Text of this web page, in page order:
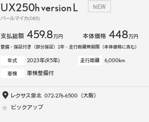
UX250h version L NEW
パールマイカ(085)
支払総額 459.8万円 本体価格 448万円
整備・保証付き（部分保証）2年・走行距離無制限（本体価格に含む）
年式 2023年(R5年) 走行距離 6,000km
車検 車検整備付
レクサス泉北 072-276-6500（大阪）
ピックアップ